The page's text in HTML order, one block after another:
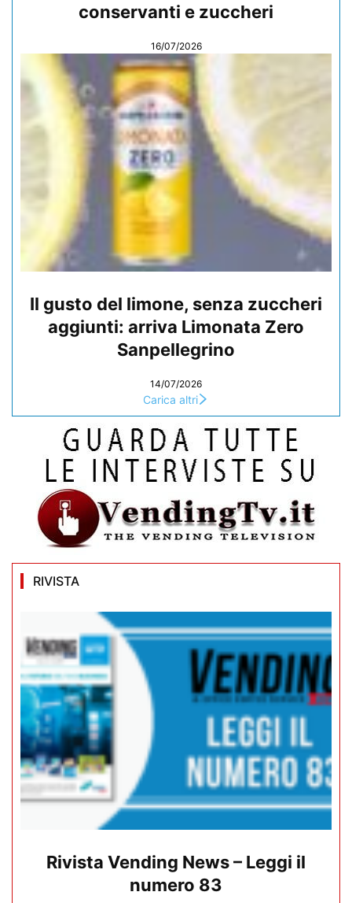
conservanti e zuccheri
16/07/2026
Il gusto del limone, senza zuccheri
aggiunti: arriva Limonata Zero
Sanpellegrino
14/07/2026
Carica altri
RIVISTA
Rivista Vending News – Leggi il
numero 83